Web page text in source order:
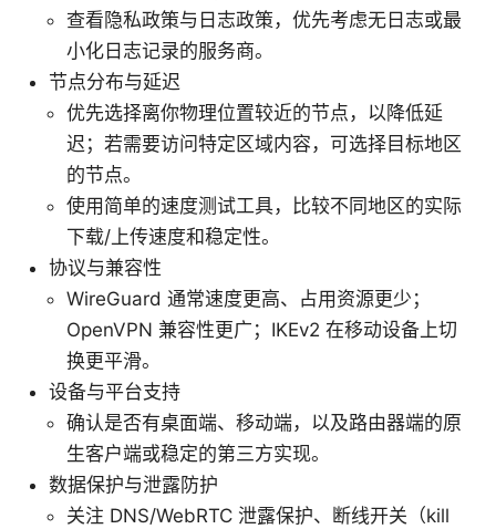
查看隐私政策与日志政策，优先考虑无日志或最
小化日志记录的服务商。
节点分布与延迟
优先选择离你物理位置较近的节点，以降低延
迟；若需要访问特定区域内容，可选择目标地区
的节点。
使用简单的速度测试工具，比较不同地区的实际
下载/上传速度和稳定性。
协议与兼容性
WireGuard 通常速度更高、占用资源更少；
OpenVPN 兼容性更广；IKEv2 在移动设备上切
换更平滑。
设备与平台支持
确认是否有桌面端、移动端，以及路由器端的原
生客户端或稳定的第三方实现。
数据保护与泄露防护
关注 DNS/WebRTC 泄露保护、断线开关（kill